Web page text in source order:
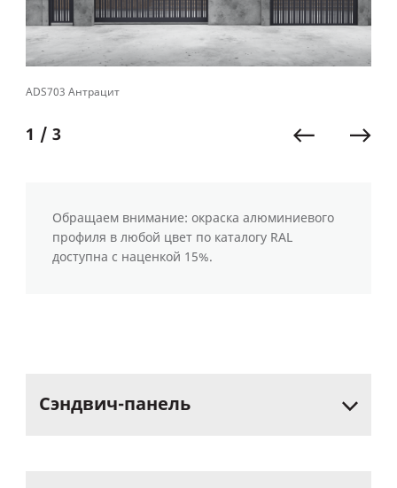
ADS703 Антрацит
1 / 3
Обращаем внимание: окраска алюминиевого
профиля в любой цвет по каталогу RAL
доступна с наценкой 15%.
Сэндвич-панель